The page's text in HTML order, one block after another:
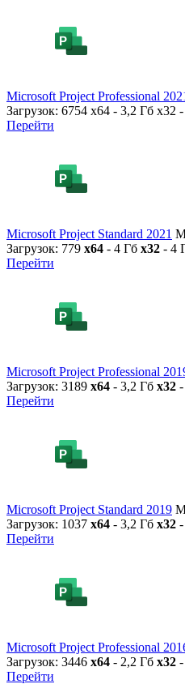
Microsoft Project Professional
Загрузок: 6754 x64 - 3,2 Гб x32
Перейти
Microsoft Project Standard 2021
Загрузок: 779 x64 - 4 Гб x32 - 4
Перейти
Microsoft Project Professional
Загрузок: 3189 x64 - 3,2 Гб x32
Перейти
Microsoft Project Standard 2019
Загрузок: 1037 x64 - 3,2 Гб x32
Перейти
Microsoft Project Professional
Загрузок: 3446 x64 - 2,2 Гб x32
Перейти